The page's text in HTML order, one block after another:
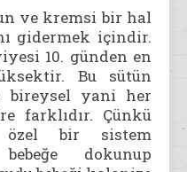
ve kremsi bir hal
gidermek içindir.
10. günden en
Bu sütün
bireysel yani her
farklıdır. Çünkü
bir sistem
dokunup